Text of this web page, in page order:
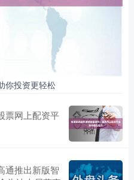
你投资更轻松
票网上配资平
通推出新版智